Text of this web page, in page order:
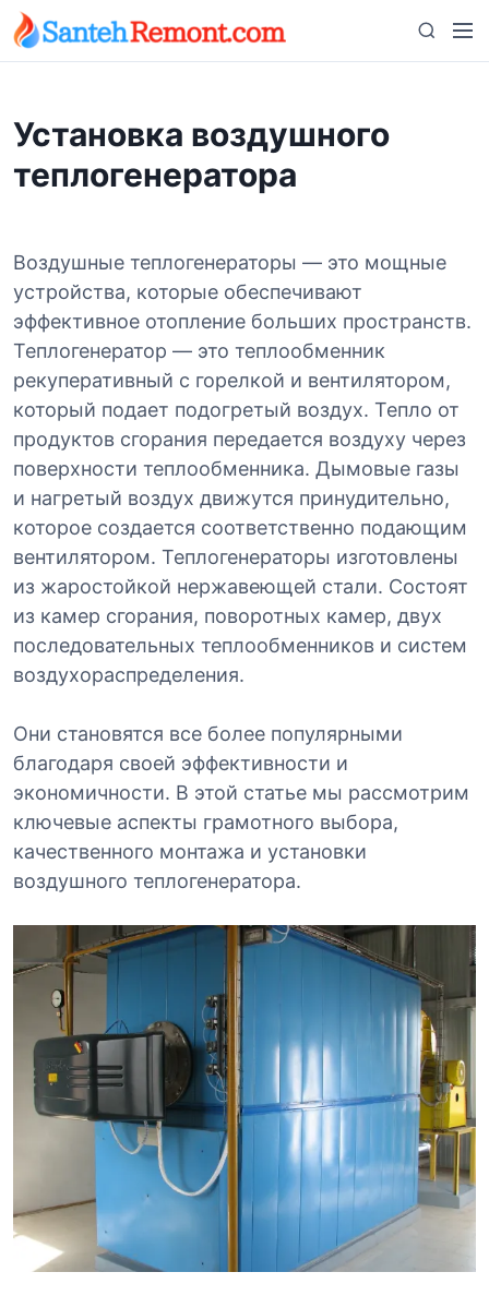
i
S
e
M
e
Установка воздушного
теплогенератора
Воздушные теплогенераторы — это мощные
устройства, которые обеспечивают
эффективное отопление больших пространств.
Теплогенератор — это теплообменник
рекуперативный с горелкой и вентилятором,
который подает подогретый воздух. Тепло от
продуктов сгорания передается воздуху через
поверхности теплообменника. Дымовые газы
и нагретый воздух движутся принудительно,
которое создается соответственно подающим
вентилятором. Теплогенераторы изготовлены
из жаростойкой нержавеющей стали. Состоят
из камер сгорания, поворотных камер, двух
последовательных теплообменников и систем
воздухораспределения.
Они становятся все более популярными
благодаря своей эффективности и
экономичности. В этой статье мы рассмотрим
ключевые аспекты грамотного выбора,
качественного монтажа и установки
воздушного теплогенератора.